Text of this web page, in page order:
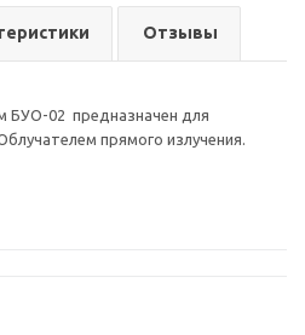
Отзывы
БУО-02 предназначен для
прямого излучения.